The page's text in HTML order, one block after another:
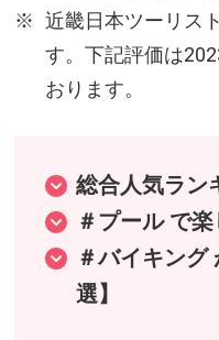
近畿日本ツーリス
す。下記評価は
おります。
総合人気ラン
＃プール で楽
＃バイキング
選】